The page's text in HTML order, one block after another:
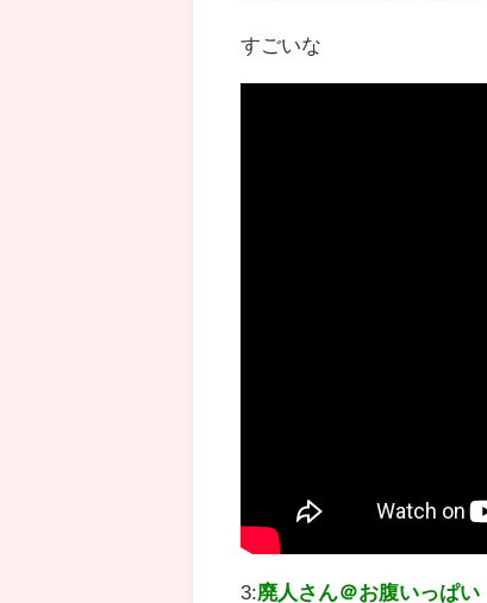
すごいな
3:廃人さん＠お腹いっぱい